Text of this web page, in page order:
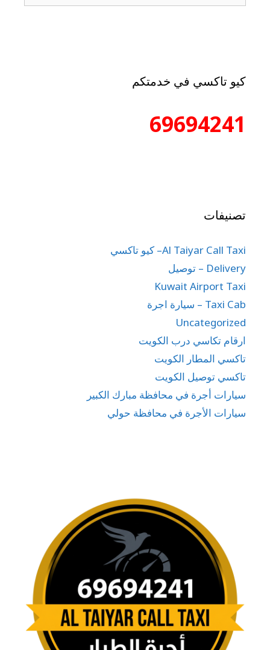
كيو تاكسي في خدمتكم
69694241
تصنيفات
Al Taiyar Call Taxi– كيو تاكسي
Delivery – توصيل
Kuwait Airport Taxi
Taxi Cab – سيارة اجرة
Uncategorized
ارقام تكاسي درب الكويت
تاكسي المطار الكويت
تاكسي توصيل الكويت
سيارات أجرة في محافظة مبارك الكبير
سيارات الأجرة في محافظة حولي